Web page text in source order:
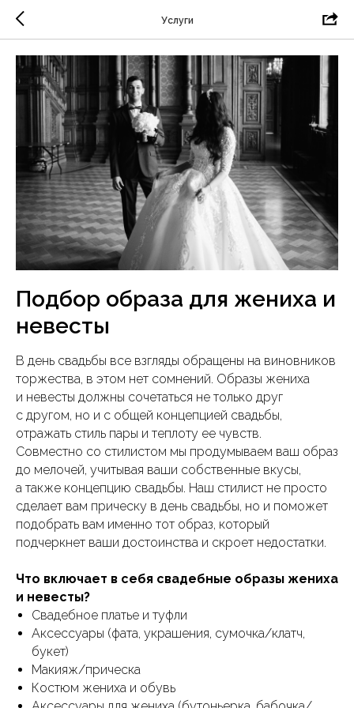
Услуги
Подбор образа для жениха и
невесты
В день свадьбы все взгляды обращены на виновников
торжества, в этом нет сомнений. Образы жениха
и невесты должны сочетаться не только друг
с другом, но и с общей концепцией свадьбы,
отражать стиль пары и теплоту ее чувств.
Совместно со стилистом мы продумываем ваш образ
до мелочей, учитывая ваши собственные вкусы,
а также концепцию свадьбы. Наш стилист не просто
сделает вам прическу в день свадьбы, но и поможет
подобрать вам именно тот образ, который
подчеркнет ваши достоинства и скроет недостатки.
Что включает в себя свадебные образы жениха
и невесты?
Свадебное платье и туфли
Аксессуары (фата, украшения, сумочка/клатч,
букет)
Макияж/прическа
Костюм жениха и обувь